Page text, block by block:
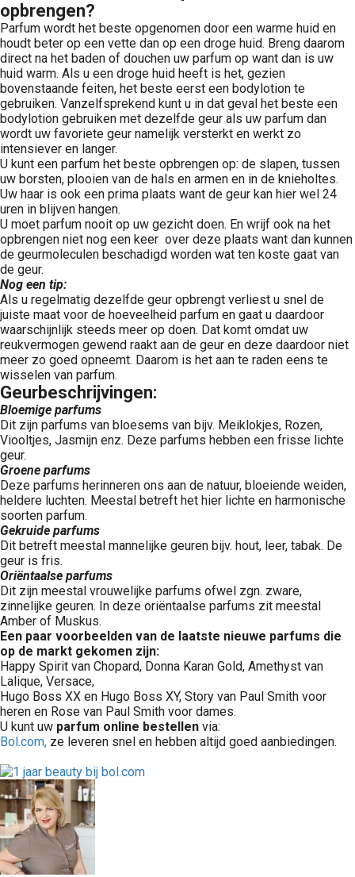
opbrengen?
Parfum wordt het beste opgenomen door een warme huid en
houdt beter op een vette dan op een droge huid. Breng daarom
direct na het baden of douchen uw parfum op want dan is uw
huid warm. Als u een droge huid heeft is het, gezien
bovenstaande feiten, het beste eerst een bodylotion te
gebruiken. Vanzelfsprekend kunt u in dat geval het beste een
bodylotion gebruiken met dezelfde geur als uw parfum dan
wordt uw favoriete geur namelijk versterkt en werkt zo
intensiever en langer.
U kunt een parfum het beste opbrengen op: de slapen, tussen
uw borsten, plooien van de hals en armen en in de knieholtes.
Uw haar is ook een prima plaats want de geur kan hier wel 24
uren in blijven hangen.
U moet parfum nooit op uw gezicht doen. En wrijf ook na het
opbrengen niet nog een keer over deze plaats want dan kunnen
de geurmoleculen beschadigd worden wat ten koste gaat van
de geur.
Nog een tip:
Als u regelmatig dezelfde geur opbrengt verliest u snel de
juiste maat voor de hoeveelheid parfum en gaat u daardoor
waarschijnlijk steeds meer op doen. Dat komt omdat uw
reukvermogen gewend raakt aan de geur en deze daardoor niet
meer zo goed opneemt. Daarom is het aan te raden eens te
wisselen van parfum.
Geurbeschrijvingen:
Bloemige parfums
Dit zijn parfums van bloesems van bijv. Meiklokjes, Rozen,
Viooltjes, Jasmijn enz. Deze parfums hebben een frisse lichte
geur.
Groene parfums
Deze parfums herinneren ons aan de natuur, bloeiende weiden,
heldere luchten. Meestal betreft het hier lichte en harmonische
soorten parfum.
Gekruide parfums
Dit betreft meestal mannelijke geuren bijv. hout, leer, tabak. De
geur is fris.
Oriëntaalse parfums
Dit zijn meestal vrouwelijke parfums ofwel zgn. zware,
zinnelijke geuren. In deze oriëntaalse parfums zit meestal
Amber of Muskus.
Een paar voorbeelden van de laatste nieuwe parfums die
op de markt gekomen zijn:
Happy Spirit van Chopard, Donna Karan Gold, Amethyst van
Lalique, Versace,
Hugo Boss XX en Hugo Boss XY, Story van Paul Smith voor
heren en Rose van Paul Smith voor dames.
U kunt uw parfum online bestellen via:
Bol.com, ze leveren snel en hebben altijd goed aanbiedingen.